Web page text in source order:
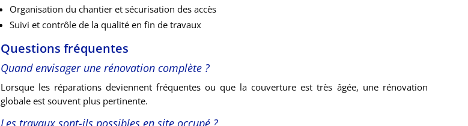
Organisation du chantier et sécurisation des accès
Suivi et contrôle de la qualité en fin de travaux
Questions fréquentes
Quand envisager une rénovation complète ?
Lorsque les réparations deviennent fréquentes ou que la couverture est très âgée, une rénovation
globale est souvent plus pertinente.
Les travaux sont-ils possibles en site occupé ?